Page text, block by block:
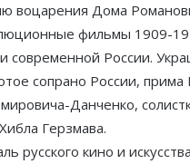
воцарения Дома
фильмы 1909-
современной России.
сопрано России, прима
Данченко,
Герзмава.
русского кино и